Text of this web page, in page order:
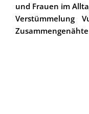
und Frauen im
Verstümmelung